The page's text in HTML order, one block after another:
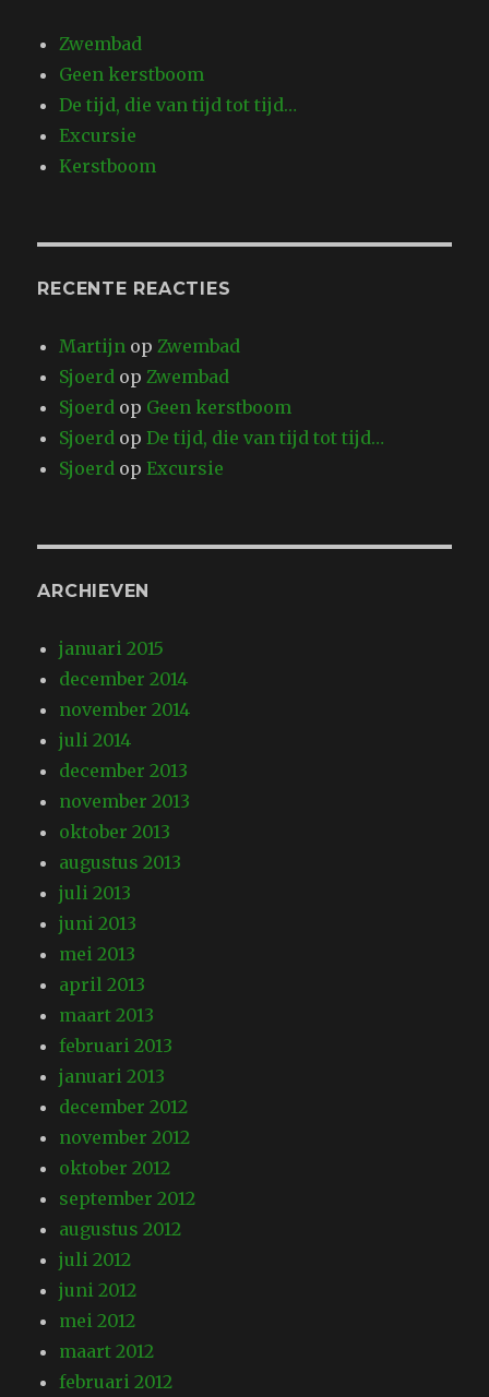
Zwembad
Geen kerstboom
De tijd, die van tijd tot tijd…
Excursie
Kerstboom
RECENTE REACTIES
Martijn opZwembad
Sjoerd opZwembad
Sjoerd op Geen kerstboom
Sjoerd opDe tijd, die van tijd tot tijd…
Sjoerd opExcursie
ARCHIEVEN
januari 2015
december 2014
november 2014
juli 2014
december 2013
november 2013
oktober 2013
augustus 2013
juli 2013
juni 2013
mei 2013
april 2013
maart 2013
februari 2013
januari 2013
december 2012
november 2012
oktober 2012
september 2012
augustus 2012
juli 2012
juni 2012
mei 2012
maart 2012
februari 2012